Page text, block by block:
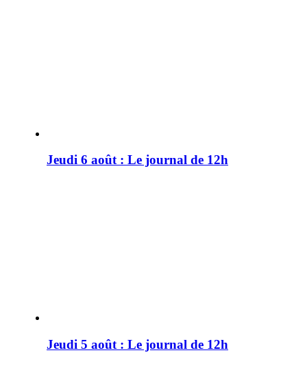
Jeudi 6 août : Le journal de 12h
Jeudi 5 août : Le journal de 12h